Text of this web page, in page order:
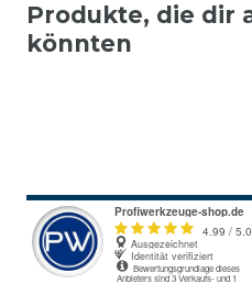
Produkte, die dir
könnten